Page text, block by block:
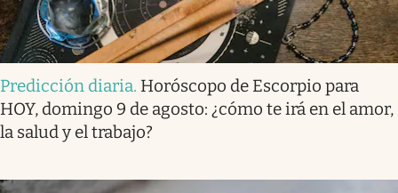
Predicción diaria. Horóscopo de Escorpio para
HOY, domingo 9 de agosto: ¿cómo te irá en el amor,
la salud y el trabajo?